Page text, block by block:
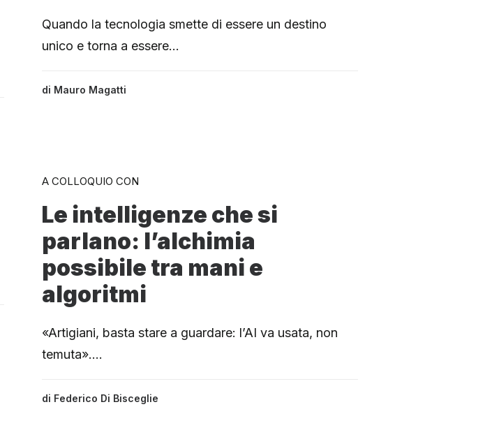
Quando la tecnologia smette di essere un destino
unico e torna a essere…
di Mauro Magatti
A COLLOQUIO CON
Le intelligenze che si
parlano: l’alchimia
possibile tra mani e
algoritmi
«Artigiani, basta stare a guardare: l’AI va usata, non
temuta».…
di Federico Di Bisceglie